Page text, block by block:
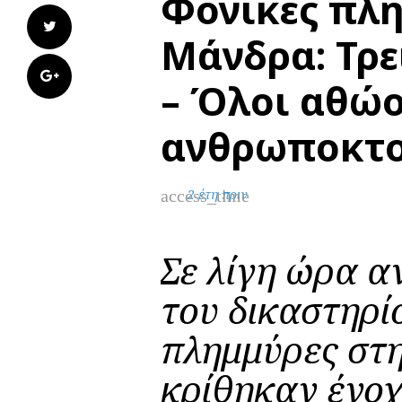
Twitter
Google+
Μάνδρα:
– Όλοι
access_time
2 έτη πριν
Σε λίγη ώρα
του
πλημμύρες
κρίθηκαν